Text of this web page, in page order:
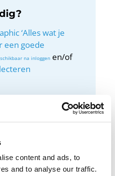
content and ads, to
and to analyse our traffic.
‘Alles wat je
een goede
en/of